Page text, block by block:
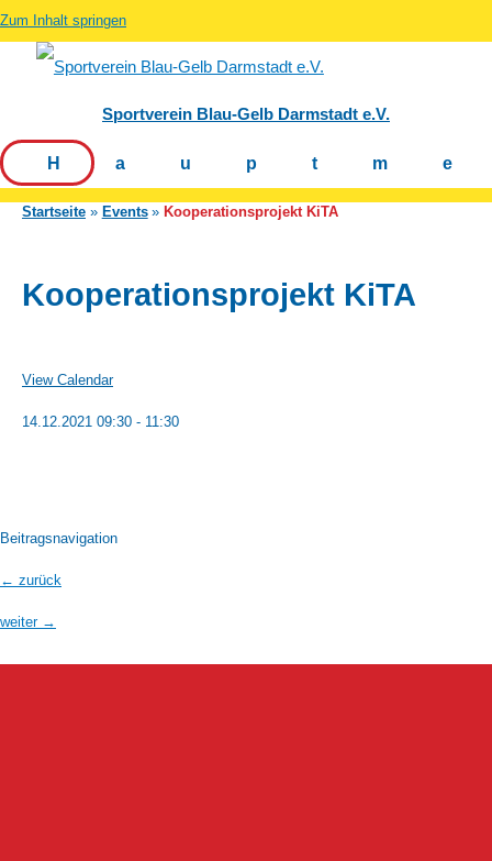
Zum Inhalt springen
Sportverein Blau-Gelb Darmstadt e.V.
Startseite Events Kooperationsprojekt KiTA
Kooperationsprojekt KiTA
View Calendar
14.12.2021 09:30 - 11:30
Beitragsnavigation
← zurück
weiter →